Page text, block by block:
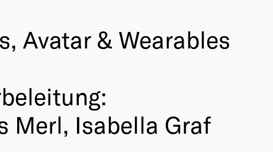
Avatar & Wearables
Merl, Isabella Graf